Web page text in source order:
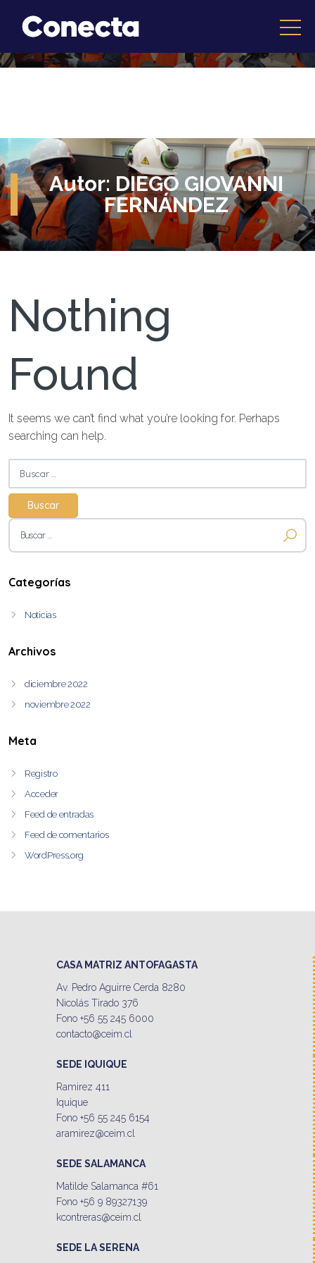
Autor: DIEGO GIOVANNI
FERNÁNDEZ
Nothing
Found
It seems we can’t find what you’re looking for. Perhaps
searching can help.
Buscar:
Buscar:
Categorías
Noticias
Archivos
diciembre 2022
noviembre 2022
Meta
Registro
Acceder
Feed de entradas
Feed de comentarios
WordPress.org
CASA MATRIZ ANTOFAGASTA
Av. Pedro Aguirre Cerda 8280
Nicolás Tirado 376
Fono +56 55 245 6000
contacto@ceim.cl
SEDE IQUIQUE
Ramirez 411
Iquique
Fono +56 55 245 6154
aramirez@ceim.cl
SEDE SALAMANCA
Matilde Salamanca #61
Fono +56 9 89327139
kcontreras@ceim.cl
SEDE LA SERENA